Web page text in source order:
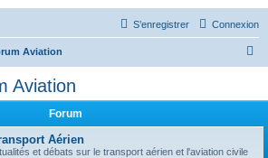
Connexion
S’enregistrer
Aviation
Aviation
Forum
Aérien
et débats sur le transport aérien et l'aviation civile